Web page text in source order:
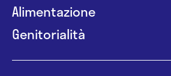
Alimentazione
Genitorialità